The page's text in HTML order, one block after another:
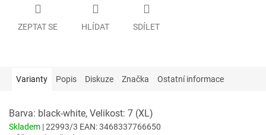
ZEPTAT SE HLÍDAT SDÍLET
Varianty Popis Diskuze Značka Ostatní informace
Barva: black-white, Velikost: 7 (XL)
Skladem | 22993/3 EAN:3468337766650